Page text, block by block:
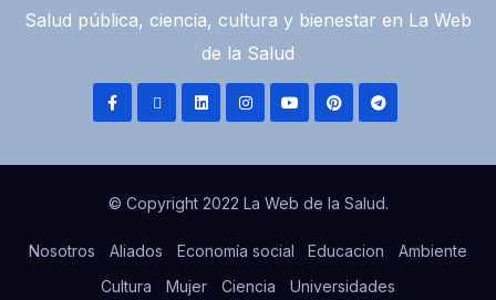
Salud pública, ciencia, cultura y bienestar en La Web
de la Salud
© Copyright 2022 La Web de la Salud.
Nosotros Aliados Economía social Educacion
Ambiente
Cultura
Mujer Ciencia Universidades